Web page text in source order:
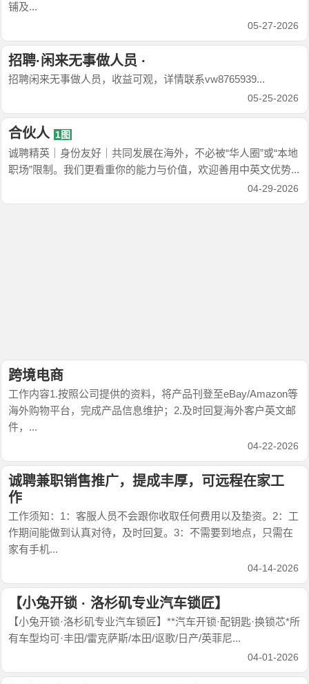
铺及...
05-27-2026
招聘·闲来无事做人员 ·
招聘闲来无事做人员，收益可观，详情联系vw8765939...
05-25-2026
合伙人 1图
诚聘精英｜身份友好｜共同发展在海外，不必被“华人圈”或“本地
职场”限制。我们更看重你的能力与价值，欢迎善用中英文优势...
04-29-2026
跨境电商
工作内容1.按照公司提供的资料，将产品刊登至eBay/Amazon等
海外购物平台，完成产品信息维护；2.及时回复海外客户英文邮
件，...
04-22-2026
诚聘兼职销售推广，提成丰厚，可远程在家工
作
工作须知：1：客服人员不会跟你收取任何费用以及垫资。2：工
作期间能做到认真对待，及时回复。3：不需要到地点，只需在
家有手机...
04-14-2026
【小兔开锁 · 洛杉矶专业汽车锁匠】
【小兔开锁·洛杉矶专业汽车锁匠】**汽车开锁·配钥匙·换锁芯*所
有车型均可·丰田/雷克萨斯/本田/讴歌/日产/英菲尼...
04-01-2026